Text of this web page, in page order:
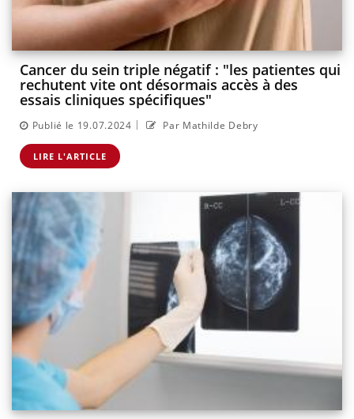
Cancer du sein triple négatif : "les patientes qui
rechutent vite ont désormais accès à des
essais cliniques spécifiques"
Publié le 19.07.2024 | Par Mathilde Debry
LIRE L'ARTICLE